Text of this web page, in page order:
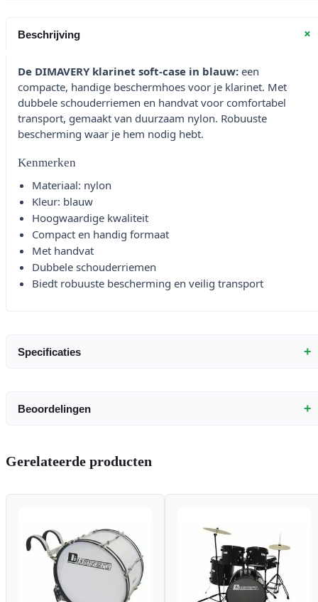
Beschrijving +
De DIMAVERY klarinet soft-case in blauw: een
compacte, handige beschermhoes voor je klarinet. Met
dubbele schouderriemen en handvat voor comfortabel
transport, gemaakt van duurzaam nylon. Robuuste
bescherming waar je hem nodig hebt.
Kenmerken
Materiaal: nylon
Kleur: blauw
Hoogwaardige kwaliteit
Compact en handig formaat
Met handvat
Dubbele schouderriemen
Biedt robuuste bescherming en veilig transport
Specificaties +
Beoordelingen +
Gerelateerde producten